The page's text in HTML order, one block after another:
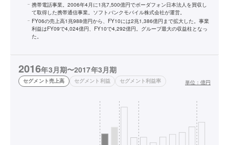
携帯電話事業。2006年4月に1兆7,500億円でボーダフォン日本法人を買収し
て取得した携帯通信事業。ソフトバンクモバイル株式会社が運営。
FY06の売上高1兆988億円から、FY10には2兆1,386億円まで拡大した。事業
利益はFY09で4,024億円、FY10で4,292億円。グループ最大の収益柱となっ
た。
2016年3月期〜2017年3月期
セグメント売上高 セグメント利益 セグメント利益率 単位： 億円